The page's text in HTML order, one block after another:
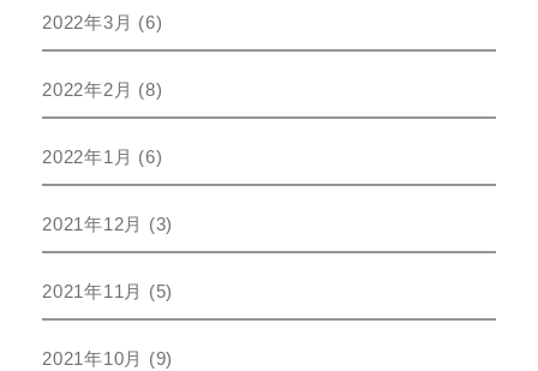
2022年3月 (6)
2022年2月 (8)
2022年1月 (6)
2021年12月 (3)
2021年11月 (5)
2021年10月 (9)